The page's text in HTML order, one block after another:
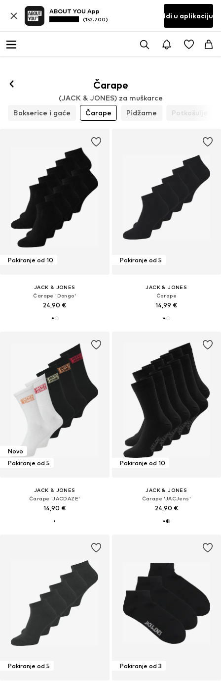
ABOUT YOU App
(152.700) Idi u aplikaciju
Čarape
(JACK & JONES) za muškarce
Bokserice i gaće
Čarape Pidžame Potkošulje
Pakiranje od 10
JACK & JONES
Čarape 'Dongo'
24,90 €
Pakiranje od 5
JACK & JONES
Čarape
14,99 €
Novo
Pakiranje od 5
JACK & JONES
Čarape 'JACDAZE'
14,90 €
Pakiranje od 10
JACK & JONES
Čarape 'JACJens'
24,90 €
Pakiranje od 5 Pakiranje od 3